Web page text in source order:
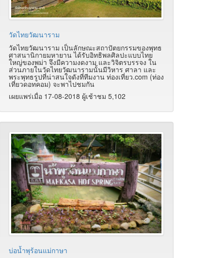
วัดไทยวัฒนาราม
วัดไทยวัฒนาราม เป็นลักษณะสถาปัตยกรรมของพุทธ
ศาสนานิกายมหายาน ได้รับอิทธิพลศิลปะแบบไทย
ใหญ่ของพม่า จึงมีความงดงาม และวิจิตรบรรจง ใน
ส่วนภายในวัดไทยวัฒนารามนั้นมีวิหาร ศาลา และ
พระพุทธรูปที่น่าสนใจดังที่ทีมงาน ท่องเที่ยว.com (ท่อง
เที่ยวดอทคอม) จะพาไปชมกัน
เผยแพร่เมื่อ 17-08-2018 ผู้เช้าชม 5,102
บ่อน้ำพุร้อนแม่กาษา